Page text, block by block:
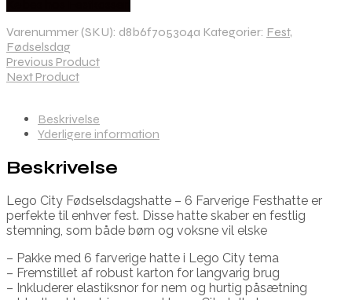
Varenummer (SKU): d8b6f705304a Kategorier: Fest,
Fødselsdag
Previous Product
Next Product
Beskrivelse
Yderligere information
Beskrivelse
Lego City Fødselsdagshatte – 6 Farverige Festhatte er
perfekte til enhver fest. Disse hatte skaber en festlig
stemning, som både børn og voksne vil elske
– Pakke med 6 farverige hatte i Lego City tema
– Fremstillet af robust karton for langvarig brug
– Inkluderer elastiksnor for nem og hurtig påsætning